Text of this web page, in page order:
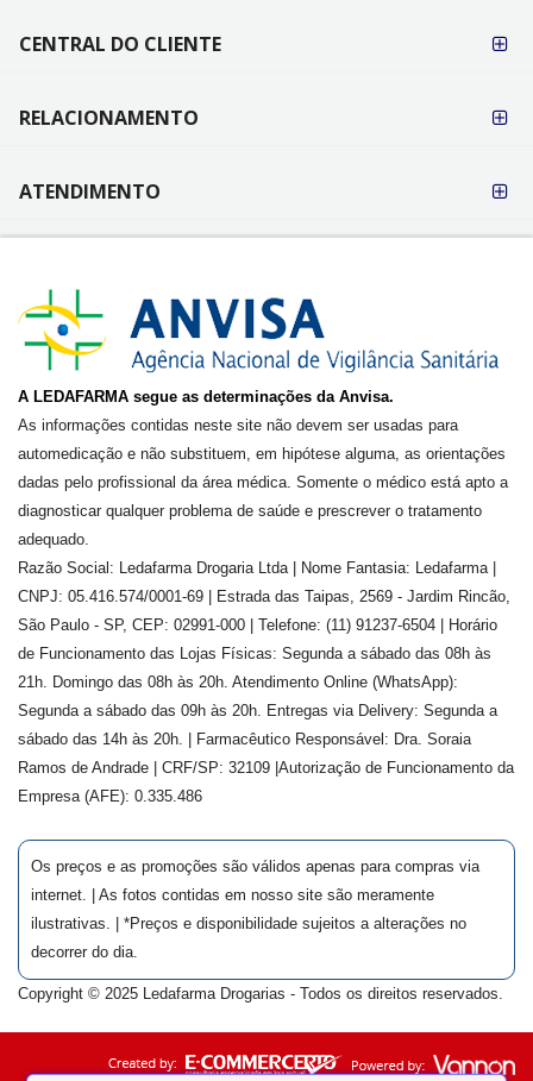
CENTRAL DO CLIENTE
RELACIONAMENTO
ATENDIMENTO
A LEDAFARMA segue as determinações da Anvisa.
As informações contidas neste site não devem ser usadas para
automedicação e não substituem, em hipótese alguma, as orientações
dadas pelo profissional da área médica. Somente o médico está apto a
diagnosticar qualquer problema de saúde e prescrever o tratamento
adequado.
Razão Social: Ledafarma Drogaria Ltda | Nome Fantasia: Ledafarma |
CNPJ: 05.416.574/0001-69 | Estrada das Taipas, 2569 - Jardim Rincão,
São Paulo - SP, CEP: 02991-000 | Telefone: (11) 91237-6504 | Horário
de Funcionamento das Lojas Físicas: Segunda a sábado das 08h às
21h. Domingo das 08h às 20h. Atendimento Online (WhatsApp):
Segunda a sábado das 09h às 20h. Entregas via Delivery: Segunda a
sábado das 14h às 20h. | Farmacêutico Responsável: Dra. Soraia
Ramos de Andrade
| CRF/SP: 32109 |Autorização de Funcionamento da
Empresa (AFE): 0.335.486
Os preços e as promoções são válidos apenas para compras via
internet. | As fotos contidas em nosso site são meramente
ilustrativas. | *Preços e disponibilidade sujeitos a alterações no
decorrer do dia.
Copyright © 2025 Ledafarma Drogarias - Todos os direitos reservados.